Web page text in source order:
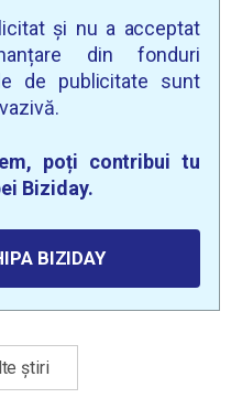
și nu a acceptat
din fonduri
de publicitate sunt
poți contribui tu
Biziday.
BIZIDAY
știri